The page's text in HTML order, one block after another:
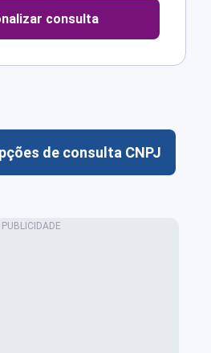
consulta
de consulta CNPJ